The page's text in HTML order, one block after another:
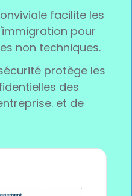
facilite les
pour
non techniques.
protège les
des
et de